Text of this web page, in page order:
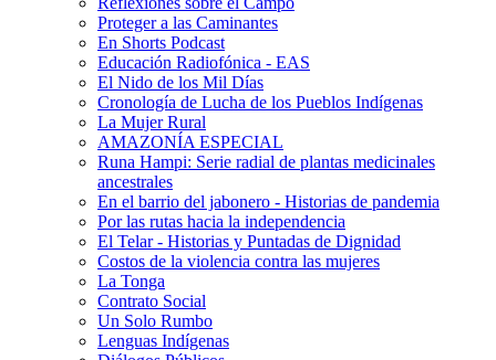
Proteger a las Caminantes
En Shorts Podcast
Educación Radiofónica - EAS
El Nido de los Mil Días
Cronología de Lucha de los Pueblos Indígenas
La Mujer Rural
AMAZONÍA ESPECIAL
Runa Hampi: Serie radial de plantas medicinales
ancestrales
En el barrio del jabonero - Historias de pandemia
Por las rutas hacia la independencia
El Telar - Historias y Puntadas de Dignidad
Costos de la violencia contra las mujeres
La Tonga
Contrato Social
Un Solo Rumbo
Lenguas Indígenas